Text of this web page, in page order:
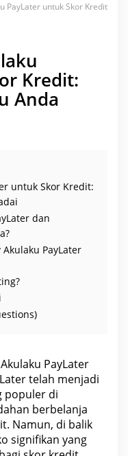
PayLater untuk Skor Kredit
Kredit:
Anda
untuk Skor Kredit:
dan
PayLater
PayLater
telah menjadi
populer di
berbelanja
Namun, di balik
signifikan yang